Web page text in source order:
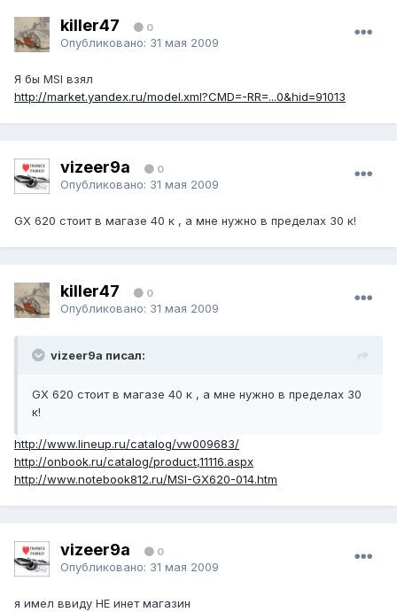
killer47 0
Опубликовано: 31 мая 2009
Я бы MSI взял
http://market.yandex.ru/model.xml?CMD=-RR=...0&hid=91013
vizeer9a 0
Опубликовано: 31 мая 2009
GX 620 стоит в магазе 40 к , а мне нужно в пределах 30 к!
killer47 0
Опубликовано: 31 мая 2009
vizeer9a писал:
GX 620 стоит в магазе 40 к , а мне нужно в пределах 30
к!
http://www.lineup.ru/catalog/vw009683/
http://onbook.ru/catalog/product,11116.aspx
http://www.notebook812.ru/MSI-GX620-014.htm
vizeer9a 0
Опубликовано: 31 мая 2009
я имел ввиду НЕ инет магазин